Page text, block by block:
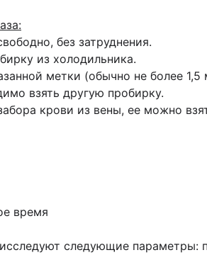
без затруднения.
из холодильника.
метки (обычно не более 1,5
взять другую пробирку.
крови из вены, ее можно
время
следующие